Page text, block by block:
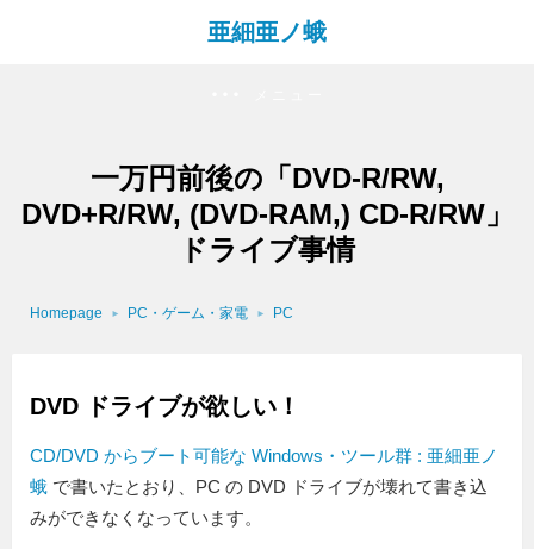
亜細亜ノ蛾
一万円前後の「DVD-R/RW,
DVD+R/RW, (DVD-RAM,) CD-R/RW」
ドライブ事情
Homepage PC・ゲーム・家電 PC
DVD ドライブが欲しい！
CD/DVD からブート可能な Windows・ツール群 : 亜細亜ノ
蛾 で書いたとおり、PC の DVD ドライブが壊れて書き込
みができなくなっています。